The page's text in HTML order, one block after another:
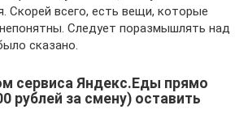
Скорей всего, есть вещи, которые
Следует поразмышлять над
сказано.
сервиса Яндекс.Еды прямо
рублей за смену) оставить